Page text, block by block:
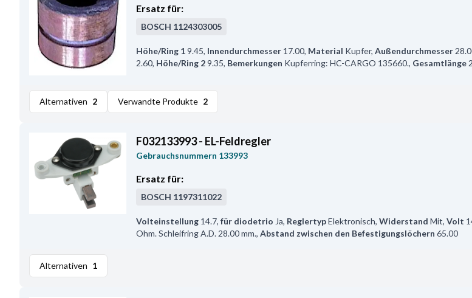
Ersatz für:
BOSCH 1124303005
Höhe/Ring 19.45, Innendurchmesser 17.00, Material Kupfer, Außendurchmesser
2.60, Höhe/Ring 29.35, Bemerkungen Kupferring: HC-CARGO 135660., Gesamtlänge
Alternativen 2 Verwandte Produkte 2
F032133993 - EL-Feldregler
Gebrauchsnummern 133993
Ersatz für:
BOSCH 1197311022
Volteinstellung 14.7, für diodetrio Ja, ReglertypElektronisch, Widerstand Mit, Volt
Ohm. Schleifring A.D. 28.00 mm., Abstand zwischen den Befestigungslöchern 65.00
Alternativen 1